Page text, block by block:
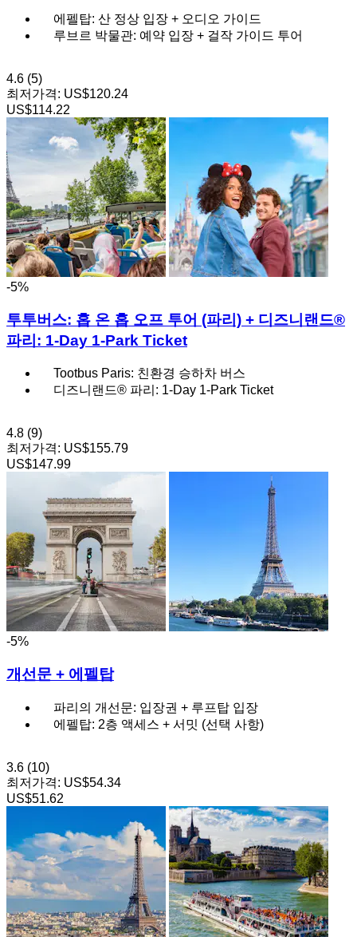
에펠탑: 산 정상 입장 + 오디오 가이드
루브르 박물관: 예약 입장 + 걸작 가이드 투어
4.6 (5)
최저가격: US$120.24
US$114.22
-5%
투투버스: 홉 온 홉 오프 투어 (파리) + 디즈니랜드®
파리: 1-Day 1-Park Ticket
Tootbus Paris: 친환경 승하차 버스
디즈니랜드® 파리: 1-Day 1-Park Ticket
4.8 (9)
최저가격: US$155.79
US$147.99
-5%
개선문 + 에펠탑
파리의 개선문: 입장권 + 루프탑 입장
에펠탑: 2층 액세스 + 서밋 (선택 사항)
3.6 (10)
최저가격: US$54.34
US$51.62